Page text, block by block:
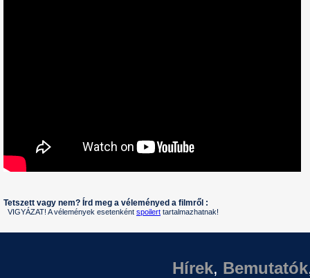
Tetszett vagy nem? Írd meg a véleményed a filmről :
VIGYÁZAT! A vélemények esetenként spoilert tartalmazhatnak!
Hírek, Bemutatók